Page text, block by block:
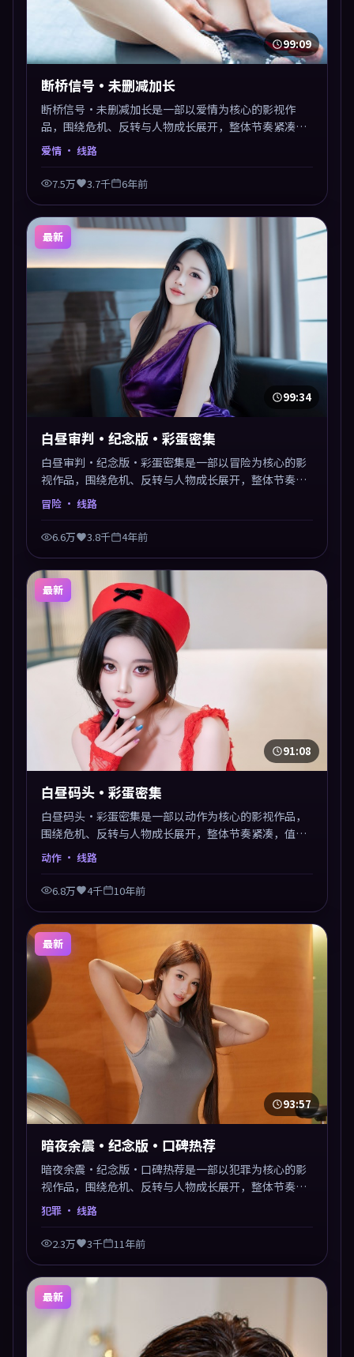
99:09
断桥信号·未删减加长
断桥信号·未删减加长是一部以爱情为核心的影视作
品，围绕危机、反转与人物成长展开，整体节奏紧凑，
值得推荐观看。
爱情 · 线路
7.5万 3.7千 6年前
最新
99:34
白昼审判·纪念版·彩蛋密集
白昼审判·纪念版·彩蛋密集是一部以冒险为核心的影
视作品，围绕危机、反转与人物成长展开，整体节奏紧
凑，值得推荐观看。
冒险 · 线路
6.6万 3.8千 4年前
最新
91:08
白昼码头·彩蛋密集
白昼码头·彩蛋密集是一部以动作为核心的影视作品，
围绕危机、反转与人物成长展开，整体节奏紧凑，值得
推荐观看。
动作 · 线路
6.8万 4千 10年前
最新
93:57
暗夜余震·纪念版·口碑热荐
暗夜余震·纪念版·口碑热荐是一部以犯罪为核心的影
视作品，围绕危机、反转与人物成长展开，整体节奏紧
凑，值得推荐观看。
犯罪 · 线路
2.3万 3千 11年前
最新